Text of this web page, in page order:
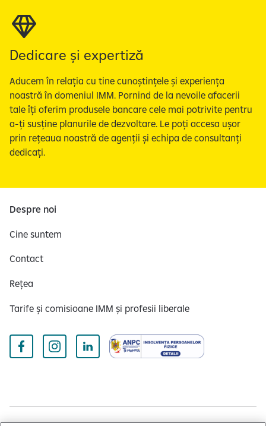
Dedicare și expertiză
Aducem în relația cu tine cunoștințele și experiența
noastră în domeniul IMM. Pornind de la nevoile afacerii
tale îți oferim produsele bancare cele mai potrivite pentru
a-ți susține planurile de dezvoltare. Le poți accesa ușor
prin rețeaua noastră de agenții și echipa de consultanți
dedicați.
Despre noi
Cine suntem
Contact
Rețea
Tarife și comisioane IMM și profesii liberale